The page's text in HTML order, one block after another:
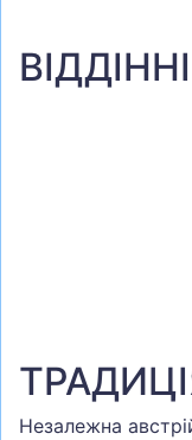
ВІДДІННІ
Незалежна